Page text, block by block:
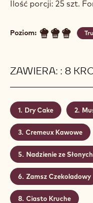
Ilość porcji: 25 szt.
Poziom:
ZAWIERA: : 8
Dry Cake
Cremeux Kawowe
Nadzienie ze
Zamsz Czekoladowy
Ciasto Kruche